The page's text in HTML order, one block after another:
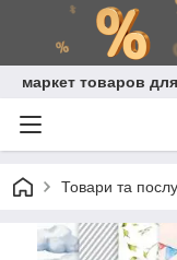
маркет товаров
Товари та